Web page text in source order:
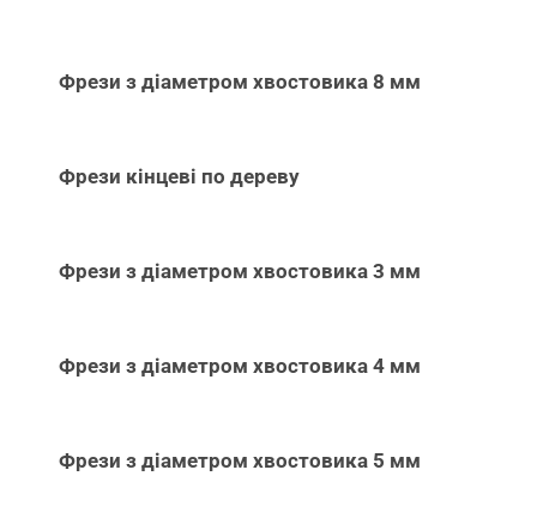
Фрези з діаметром хвостовика 8 мм
Фрези кінцеві по дереву
Фрези з діаметром хвостовика 3 мм
Фрези з діаметром хвостовика 4 мм
Фрези з діаметром хвостовика 5 мм